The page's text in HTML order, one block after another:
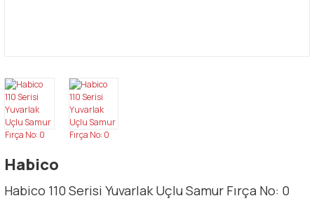
Habico
Habico 110 Serisi Yuvarlak Uçlu Samur Fırça No: 0